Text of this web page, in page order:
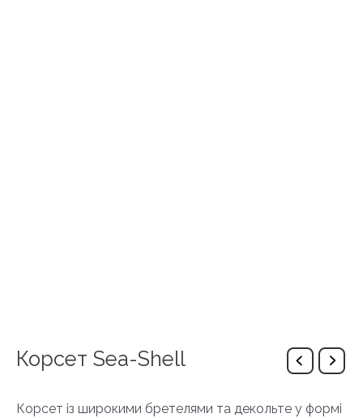
Корсет Sea-Shell
Корсет із широкими бретелями та декольте у формі